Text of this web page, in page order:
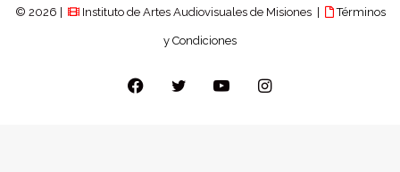
© 2026 | Instituto de Artes Audiovisuales de Misiones | Términos
y Condiciones
Facebook
Twitter YouTubeInstagram